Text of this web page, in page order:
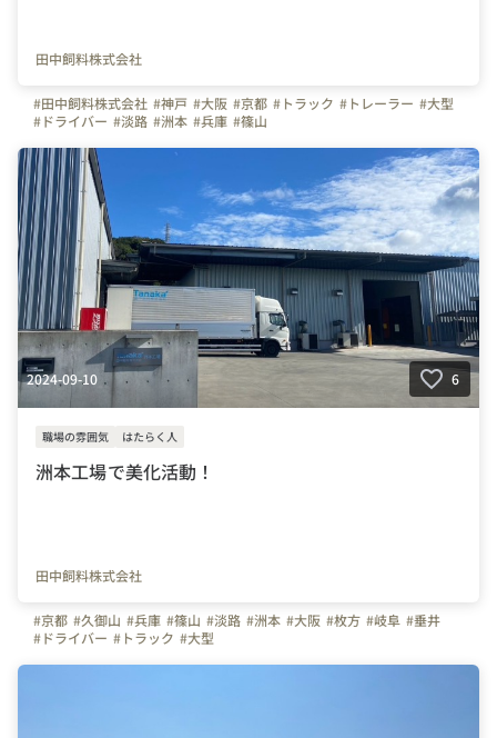
田中飼料株式会社
#田中飼料株式会社 #神戸 #大阪 #京都 #トラック #トレーラー #大型
#ドライバー #淡路 #洲本 #兵庫 #篠山
2024-09-10 6
職場の雰囲気 はたらく人
洲本工場で美化活動！
田中飼料株式会社
#京都 #久御山 #兵庫 #篠山 #淡路 #洲本 #大阪 #枚方 #岐阜 #垂井
#ドライバー #トラック #大型